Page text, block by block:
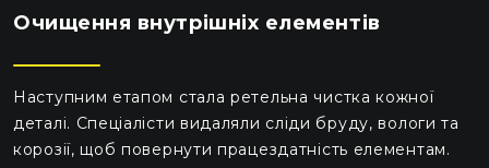
Очищення внутрішніх елементів
Наступним етапом стала ретельна чистка кожної
деталі. Спеціалісти видаляли сліди бруду, вологи та
корозії, щоб повернути працездатність елементам.